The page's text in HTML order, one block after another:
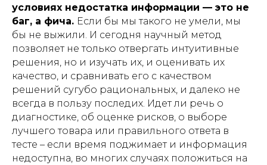
условиях недостатка информации — это не
баг, а фича. Если бы мы такого не умели, мы
бы не выжили. И сегодня научный метод
позволяет не только отвергать интуитивные
решения, но и изучать их, и оценивать их
качество, и сравнивать его с качеством
решений сугубо рациональных, и далеко не
всегда в пользу последих. Идет ли речь о
диагностике, об оценке рисков, о выборе
лучшего товара или правильного ответа в
тесте – если время поджимает и информация
недоступна, во многих случаях положиться на